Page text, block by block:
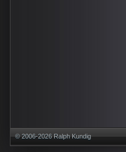
© 2006-2026 Ralph Kundig